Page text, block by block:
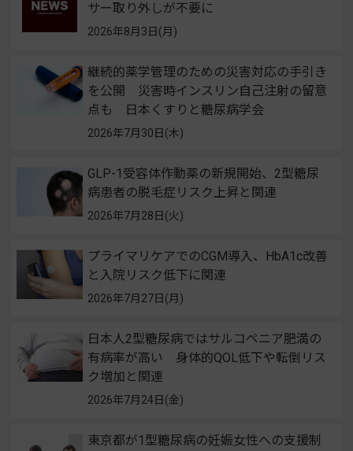
サー取り外しが不要に
2026年8月3日(月)
継続的薬学管理のための災害対応の手引き
を公開 災害時インスリン自己注射の留意
点も 日本くすりと糖尿病学会
2026年7月30日(木)
GLP-1受容体作動薬の新規開始、2型糖尿
病患者の脱毛症リスク上昇と関連
2026年7月28日(火)
プライマリケアでのCGM導入、HbA1c改善
と入院リスク低下に関連
2026年7月27日(月)
日本人2型糖尿病ではサルコペニア肥満の
有病率が高い 身体的QOL低下や転倒リス
ク増加と関連
2026年7月24日(金)
東京都が1型糖尿病の妊娠女性への支援制